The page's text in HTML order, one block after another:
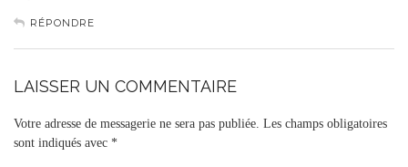
RÉPONDRE
LAISSER UN COMMENTAIRE
Votre adresse de messagerie ne sera pas publiée. Les champs obligatoires
sont indiqués avec *